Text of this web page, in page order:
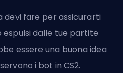
devi fare per assicurarti
dalle tue partite
essere una buona idea
i bot in CS2.